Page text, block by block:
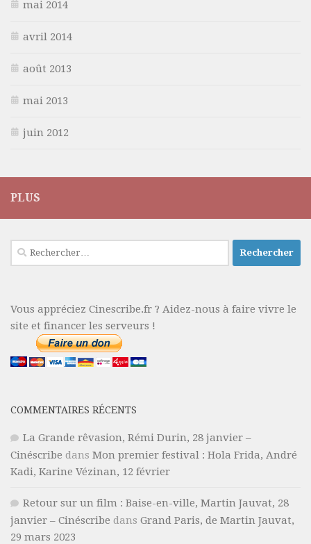
mai 2014
avril 2014
août 2013
mai 2013
juin 2012
PLUS
Rechercher :
Vous appréciez Cinescribe.fr ? Aidez-nous à faire vivre le
site et financer les serveurs !
COMMENTAIRES RÉCENTS
La Grande rêvasion, Rémi Durin, 28 janvier –
Cinéscribe dans Mon premier festival : Hola Frida, André
Kadi, Karine Vézinan, 12 février
Retour sur un film : Baise-en-ville, Martin Jauvat, 28
janvier – Cinéscribe dans Grand Paris, de Martin Jauvat,
29 mars 2023